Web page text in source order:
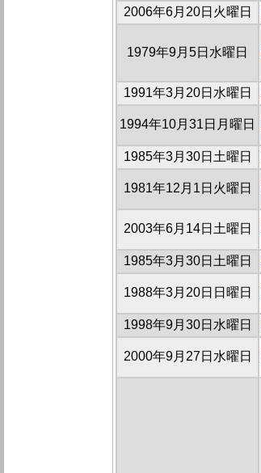
2006年6月20日火曜日
1979年9月5日水曜日
1991年3月20日水曜日
1994年10月31日月曜日
1985年3月30日土曜日
1981年12月1日火曜日
2003年6月14日土曜日
1985年3月30日土曜日
1988年3月20日日曜日
1998年9月30日水曜日
2000年9月27日水曜日